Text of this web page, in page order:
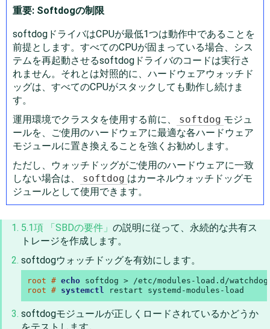
重要: Softdogの制限
softdogドライバはCPUが最低1つは動作中であることを
前提とします。すべてのCPUが固まっている場合、シス
テムを再起動させるsoftdogドライバのコードは実行さ
れません。それとは対照的に、ハードウェアウォッチド
ッグは、すべてのCPUがスタックしても動作し続けま
す。
運用環境でクラスタを使用する前に、
softdog モジュ
ールを、ご使用のハードウェアに最適な各ハードウェア
モジュールに置き換えることを強くお勧めします。
ただし、ウォッチドッグがご使用のハードウェアに一致
しない場合は、
softdog はカーネルウォッチドッグモ
ジュールとして使用できます。
5.1項 「SBDの要件」 の説明に従って、永続的な共有ス
トレージを作成します。
softdogウォッチドッグを有効にします。
root # echo
root # systemctl restart systemd-modules-load
softdogモジュールが正しくロードされているかどうか